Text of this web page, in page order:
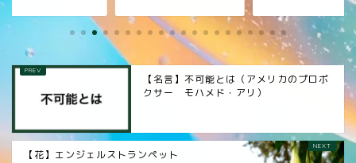
【名言】不可能とは（アメリカのプロボ
クサー モハメド・アリ）
【花】エンジェルストランペット